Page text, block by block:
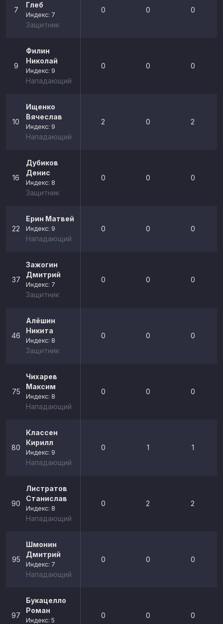
7
Глеб
Индекс: 7
Защитник
0 0 0
9
Филин
Николай
Индекс: 9
Нападающий
0 0 0
10
Ищенко
Вячеслав
Индекс: 9
Нападающий
2 0 2
16
Дубиков
Денис
Индекс: 8
Защитник
0 0 0
22
Ерин Матвей
Индекс: 9
Нападающий
0 0 0
37
Зажогин
Дмитрий
Индекс: 7
Защитник
0 0 0
46
Алёшин
Никита
Индекс: 8
Защитник
0 0 0
75
Чихарев
Максим
Индекс: 8
Нападающий
0 0 0
80
Классен
Кирилл
Индекс: 9
Нападающий
0 1 1
90
Листратов
Станислав
Индекс: 8
Нападающий
0 2 2
95
Шмонин
Дмитрий
Индекс: 7
Нападающий
0 0 0
97
Букацелло
Роман
Индекс: 5
0 0 0